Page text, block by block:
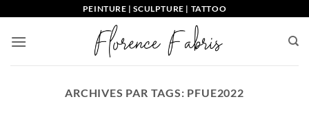
contenu
PEINTURE | SCULPTURE | TATTOO
ARCHIVES PAR TAGS: PFUE2022